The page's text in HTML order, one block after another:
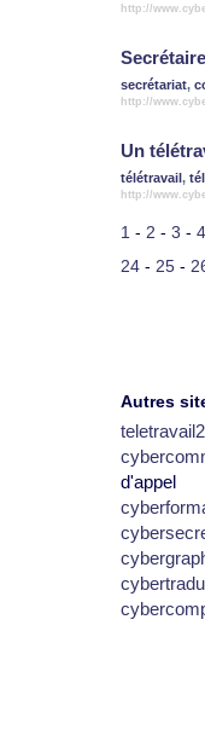
http://
secrétariat,
http://
Un
télétravail,
http://
1 - 2 - 3 - 4
24 - 25 -
Autres
d'appel